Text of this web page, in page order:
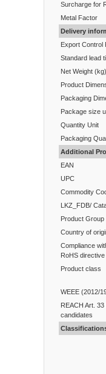
Surcharge for
Metal Factor
Delivery
Export Control
Standard lead
Net Weight (kg)
Product
Packaging
Package size
Quantity Unit
Packaging
Additional
EAN
UPC
Commodity
LKZ_FDB/
Product Group
Country of
Compliance
RoHS directive
Product class
WEEE (2012/
REACH Art.
candidates